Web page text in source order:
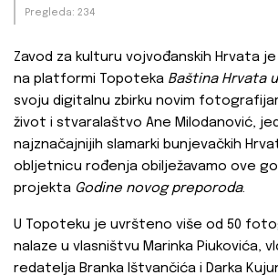
Pregleda: 234
Zavod za kulturu vojvođanskih Hrvata
na platformi Topoteka Baština Hrvata
svoju digitalnu zbirku novim
život i stvaralaštvo Ane Milodanović,
najznačajnijih slamarki bunjevačkih
obljetnicu rođenja obilježavamo ove
projekta Godine novog preporoda.
U Topoteku je uvršteno više od 50
nalaze u vlasništvu Marinka Piukovića,
redatelja Branka Ištvančića i Darka